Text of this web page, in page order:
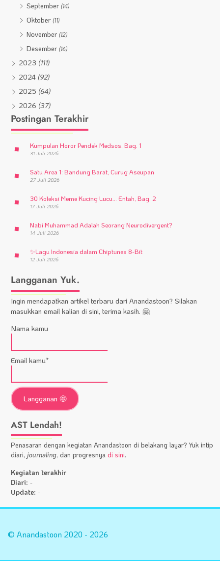
September(14)
Oktober(11)
November(12)
Desember(16)
2023 (111)
2024 (92)
2025 (64)
2026 (37)
Postingan Terakhir
Kumpulan Horor Pendek Medsos, Bag. 1
31 Juli 2026
Satu Area 1: Bandung Barat, Curug Aseupan
27 Juli 2026
30 Koleksi Meme Kucing Lucu… Entah, Bag. 2
17 Juli 2026
Nabi Muhammad Adalah Seorang Neurodivergent?
14 Juli 2026
✨Lagu Indonesia dalam Chiptunes 8-Bit
12 Juli 2026
Langganan Yuk.
Ingin mendapatkan artikel terbaru dari Anandastoon? Silakan
masukkan email kalian di sini, terima kasih. 🤗
Nama kamu
Email kamu*
AST Lendah!
Penasaran dengan kegiatan Anandastoon di belakang layar? Yuk intip
diari, journaling, dan progresnyadi sini.
Kegiatan terakhir
Diari:-
Update:-
Statistik
© Anandastoon 2020 - 2026